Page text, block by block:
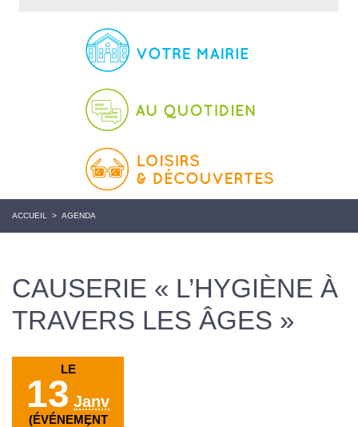
ACCUEIL > AGENDA
CAUSERIE « L’HYGIÈNE À
TRAVERS LES ÂGES »
LE
13 Janv
(ÉVÉNEMENT